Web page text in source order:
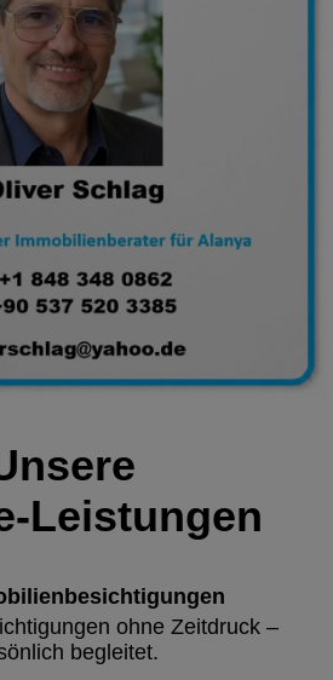
ohne Zeitdruck –
begleitet.